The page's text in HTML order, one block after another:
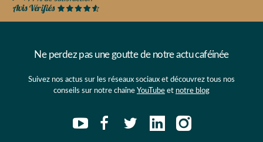
Ne perdez pas une goutte de notre actu caféinée
Suivez nos actus sur les réseaux sociaux et découvrez tous nos
conseils sur notre chaîne YouTube et notre blog